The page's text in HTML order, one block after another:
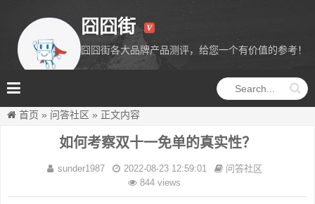
囧囧街
囧囧街各大品牌产品测评，给您一个有价值的参考！
首页 » 问答社区 » 正文内容
如何考察双十一免单的真实性？
sunder1987 2022-08-23 12:59:01
问答社区
844 views